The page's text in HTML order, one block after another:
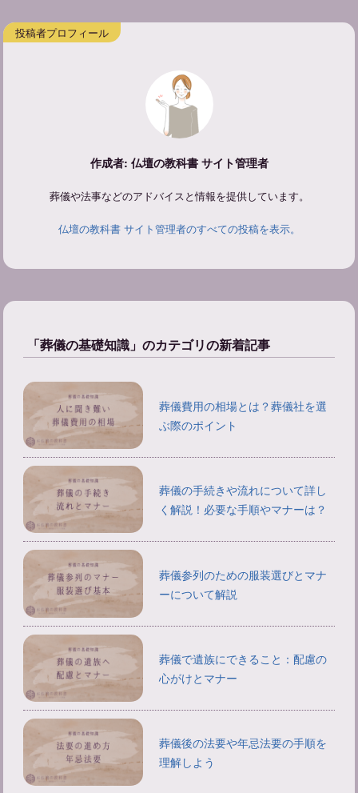
作成者: 仏壇の教科書 サイト管理者
葬儀や法事などのアドバイスと情報を提供しています。
仏壇の教科書 サイト管理者のすべての投稿を表示。
「葬儀の基礎知識」のカテゴリの新着記事
葬儀費用の相場とは？葬儀社を選
ぶ際のポイント
葬儀の手続きや流れについて詳し
く解説！必要な手順やマナーは？
葬儀参列のための服装選びとマナ
ーについて解説
葬儀で遺族にできること：配慮の
心がけとマナー
葬儀後の法要や年忌法要の手順を
理解しよう